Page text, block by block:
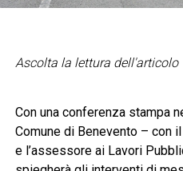
Ascolta la lettura dell'articolo
Con una conferenza stampa
Comune di Benevento – con
e l’assessore ai Lavori